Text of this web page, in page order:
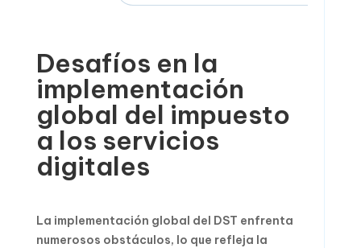
Desafíos en la
implementación
global del impuesto
a los servicios
digitales
La implementación global del DST enfrenta
numerosos obstáculos, lo que refleja la